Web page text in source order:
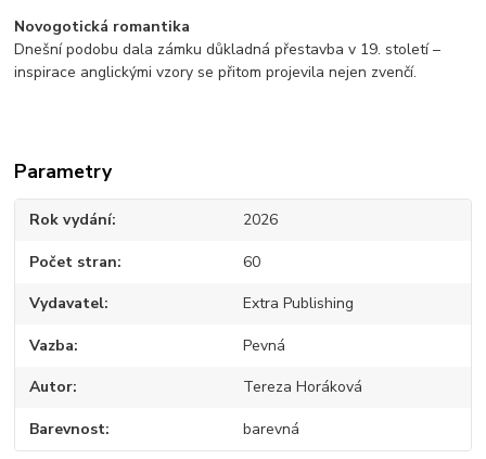
Novogotická romantika
Dnešní podobu dala zámku důkladná přestavba v 19. století –
inspirace anglickými vzory se přitom projevila nejen zvenčí.
Parametry
Rok vydání 2026
Počet stran 60
Vydavatel Extra Publishing
Vazba Pevná
Autor Tereza Horáková
Barevnost barevná